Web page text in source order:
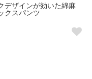
デザインが効いた綿麻
クスパンツ